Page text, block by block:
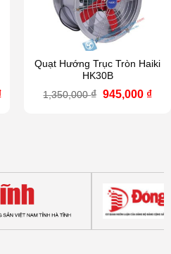
Giá
Quạt Hướng Trục Tròn Haiki
HK30B
1,350,000₫ Giá
945,000 ₫Giá